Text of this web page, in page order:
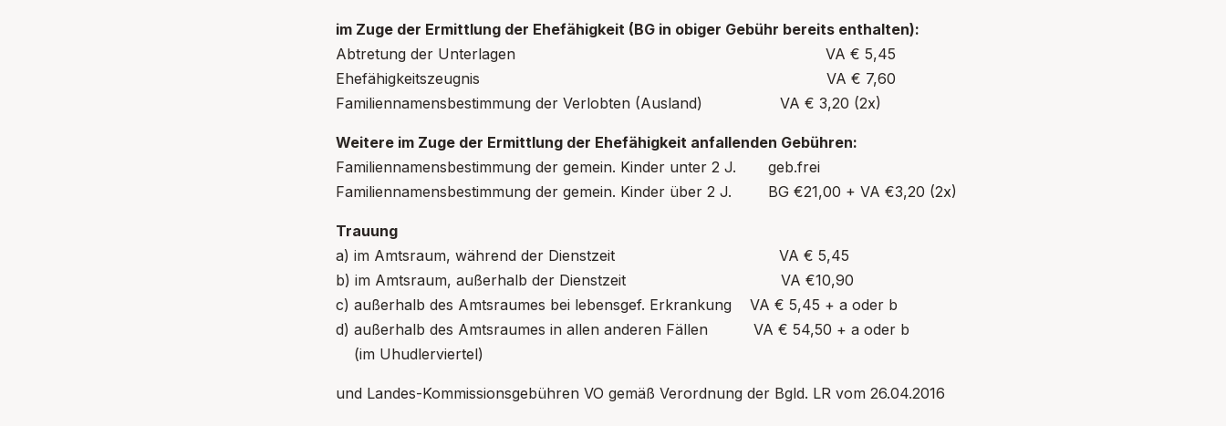
im Zuge der Ermittlung der Ehefähigkeit (BG in obiger Gebühr bereits enthalten):
Abtretung der Unterlagen VA € 5,45
Ehefähigkeitszeugnis VA € 7,60
Familiennamensbestimmung der Verlobten (Ausland) VA € 3,20 (2x)
Weitere im Zuge der Ermittlung der Ehefähigkeit anfallenden Gebühren:
Familiennamensbestimmung der gemein. Kinder unter 2 J. geb.frei
Familiennamensbestimmung der gemein. Kinder über 2 J. BG €21,00 + VA €3,20 (2x)
Trauung
a) im Amtsraum, während der Dienstzeit VA € 5,45
b) im Amtsraum, außerhalb der Dienstzeit VA €10,90
c) außerhalb des Amtsraumes bei lebensgef. Erkrankung VA € 5,45 + a oder b
d) außerhalb des Amtsraumes in allen anderen Fällen VA € 54,50 + a oder b
(im Uhudlerviertel)
und Landes-Kommissionsgebühren VO gemäß Verordnung der Bgld. LR vom 26.04.2016